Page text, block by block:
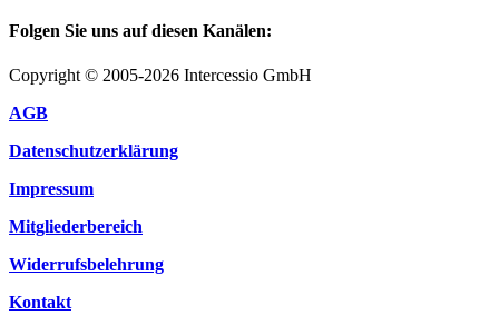
Folgen Sie uns auf diesen Kanälen:
Copyright © 2005-2026 Intercessio GmbH
AGB
Datenschutzerklärung
Impressum
Mitgliederbereich
Widerrufsbelehrung
Kontakt